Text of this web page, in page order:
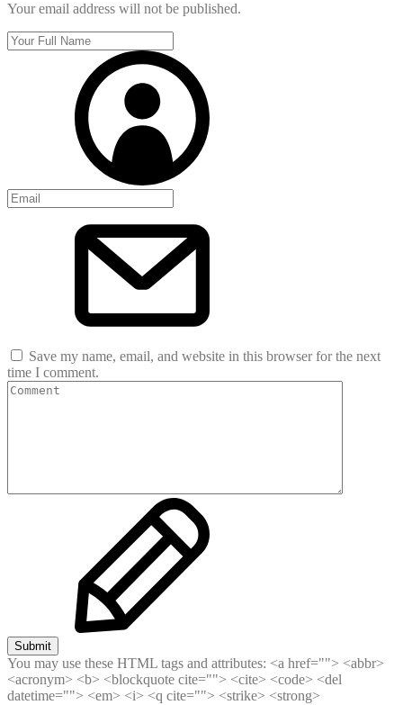
Your email address will not be published.
Save my name, email, and website in this browser for the next
time I comment.
Submit
You may use these HTML tags and attributes: <a href=""> <abbr>
<acronym> <b> <blockquote cite=""> <cite> <code> <del
datetime=""> <em> <i> <q cite=""> <strike> <strong>